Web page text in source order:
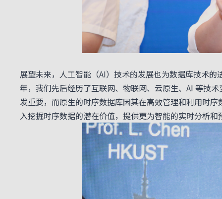
展望未来，人工智能（AI）技术的发展也为数据库技术
年，我们先后经历了互联网、物联网、云原生、AI 等技
发重要，而原生的时序数据库因其在高效管理和利用时
入挖掘时序数据的潜在价值，提供更为智能的实时分析和